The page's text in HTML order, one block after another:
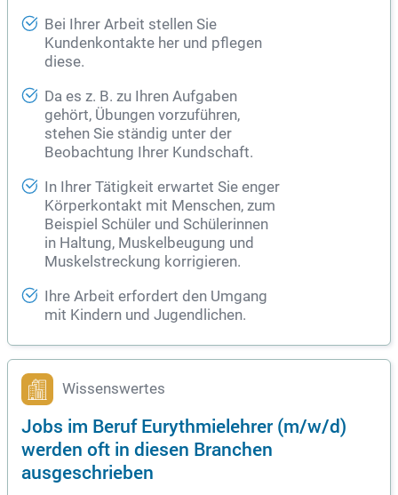
Bei Ihrer Arbeit stellen Sie
Kundenkontakte her und pflegen
diese.
Da es z. B. zu Ihren Aufgaben
gehört, Übungen vorzuführen,
stehen Sie ständig unter der
Beobachtung Ihrer Kundschaft.
In Ihrer Tätigkeit erwartet Sie enger
Körperkontakt mit Menschen, zum
Beispiel Schüler und Schülerinnen
in Haltung, Muskelbeugung und
Muskelstreckung korrigieren.
Ihre Arbeit erfordert den Umgang
mit Kindern und Jugendlichen.
Wissenswertes
Jobs im Beruf Eurythmielehrer (m/w/d)
werden oft in diesen Branchen
ausgeschrieben